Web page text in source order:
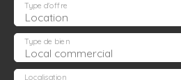
Accueil Acheter
Location
Type d'offre
Local commercial
Type de bien
Localisation